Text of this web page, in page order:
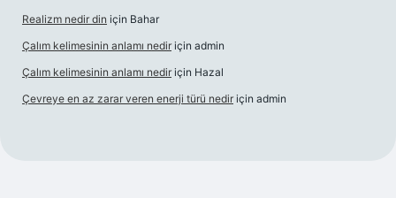
Realizm nedir din için Bahar
Çalım kelimesinin anlamı nedir için admin
Çalım kelimesinin anlamı nedir için Hazal
Çevreye en az zarar veren enerji türü nedir için admin